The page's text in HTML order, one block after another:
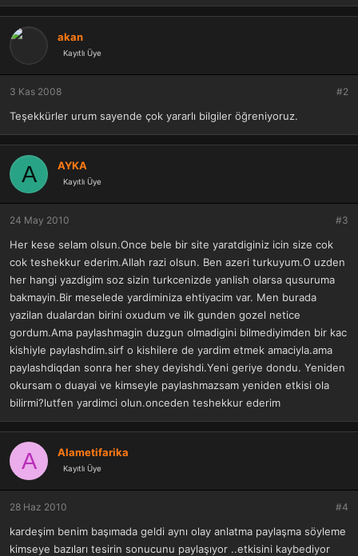
p
k
l
e
akan
Kayıtlı Üye
3 Kas 2008 #2
Teşekkürler urum sayende çok yararlı bilgiler öğreniyoruz.
A AYKA
Kayıtlı Üye
24 May 2010 #3
Her kese selam olsun.Once bele bir site yaratdiginiz icin size cok
cok teshekkur ederim.Allah razi olsun. Ben azeri turkuyum.O uzden
her hangi yazdigim soz sizin turkcenizde yanlish olarsa qusuruma
bakmayin.Bir meselede yardiminiza ehtiyacim var. Men burada
yazilan dualardan birini oxudum ve ilk gunden gozel netice
gordum.Ama paylashmagin duzgun olmadigini bilmediyimden bir kac
kishiyle paylashdim.sirf o kishilere de yardim etmek amaciyla.ama
paylashdiqdan sonra her shey deyishdi.Yeni geriye dondu. Yeniden
okursam o duayai ve kimseyle paylashmazsam yeniden etkisi ola
bilirmi?lutfen yardimci olun.onceden teshekkur ederim
A Alametifarika
Kayıtlı Üye
28 Haz 2010 #4
kardeşim benim başımada geldi aynı olay anlatma paylaşma söyleme
kimseye bazıları tesirin sonucunu paylaşıyor ..etkisini kaybediyor